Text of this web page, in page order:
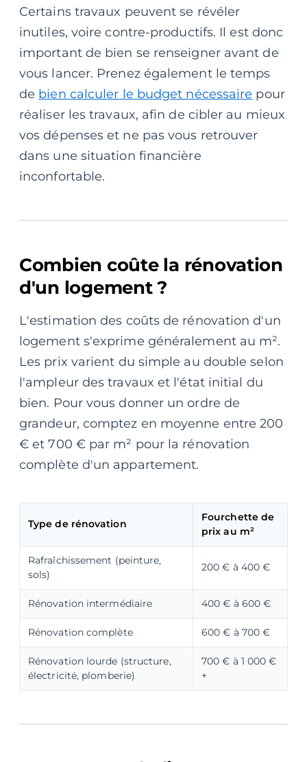
Certains travaux peuvent se révéler
inutiles, voire contre-productifs. Il est donc
important de bien se renseigner avant de
vous lancer. Prenez également le temps
de bien calculer le budget nécessaire pour
réaliser les travaux, afin de cibler au mieux
vos dépenses et ne pas vous retrouver
dans une situation financière
inconfortable.
Combien coûte la rénovation
d'un logement ?
L'estimation des coûts de rénovation d'un
logement s'exprime généralement au m².
Les prix varient du simple au double selon
l'ampleur des travaux et l'état initial du
bien. Pour vous donner un ordre de
grandeur, comptez en moyenne entre 200
€ et 700 € par m² pour la rénovation
complète d'un appartement.
Type de rénovation
Fourchette de
prix au m²
Rafraîchissement (peinture,
sols)
200 € à 400 €
Rénovation intermédiaire 400 € à 600 €
Rénovation complète 600 € à 700 €
Rénovation lourde (structure,
électricité, plomberie)
700 € à 1 000 €
+